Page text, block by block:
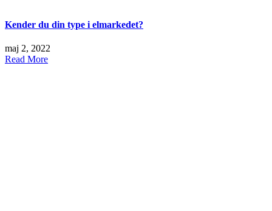
Kender du din type i elmarkedet?
maj 2, 2022
Read More